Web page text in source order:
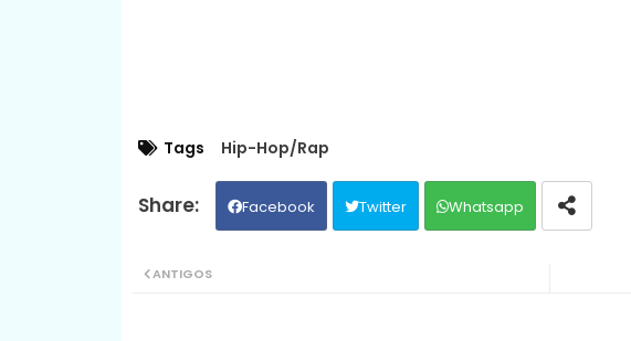
Tags Hip-Hop/Rap
Facebook Twitter Whatsapp
ANTIGOS